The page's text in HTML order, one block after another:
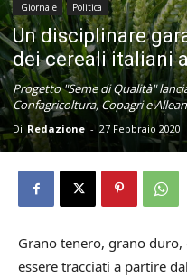
Giornale Politica
Un disciplinare
dei cereali italiani
Progetto "Seme di Qualità"
Confagricoltura, Copagri e
Di Redazione - 27 Febbraio 2020
Grano tenero, grano
essere tracciati a partire